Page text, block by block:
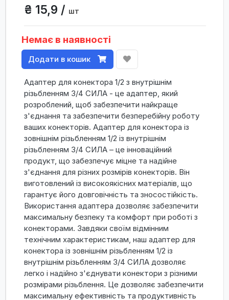
₴ 15,9 / шт
Немає в наявності
Додати в кошик
Адаптер для конектора 1/2 з внутрішнім
різьбленням 3/4 СИЛА - це адаптер, який
розроблений, щоб забезпечити найкраще
з'єднання та забезпечити безперебійну роботу
ваших конекторів. Адаптер для конектора із
зовнішнім різьбленням 1/2 із внутрішнім
різьбленням 3/4 СИЛА – це інноваційний
продукт, що забезпечує міцне та надійне
з'єднання для різних розмірів конекторів. Він
виготовлений із високоякісних матеріалів, що
гарантує його довговічність та зносостійкість.
Використання адаптера дозволяє забезпечити
максимальну безпеку та комфорт при роботі з
конекторами. Завдяки своїм відмінним
технічним характеристикам, наш адаптер для
конектора із зовнішнім різьбленням 1/2 із
внутрішнім різьбленням 3/4 СИЛА дозволяє
легко і надійно з'єднувати конектори з різними
розмірами різьблення. Це дозволяє забезпечити
максимальну ефективність та продуктивність